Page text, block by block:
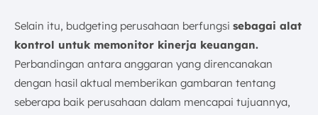
Selain itu, budgeting perusahaan berfungsi sebagai alat
kontrol untuk memonitor kinerja keuangan.
Perbandingan antara anggaran yang direncanakan
dengan hasil aktual memberikan gambaran tentang
seberapa baik perusahaan dalam mencapai tujuannya,